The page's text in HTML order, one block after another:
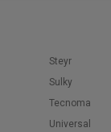
Steyr
Sulky
Tecnoma
Universal